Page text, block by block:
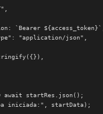
`Bearer ${access_token}`,
"application/json",
await startRes.json();
iniciada:", startData);